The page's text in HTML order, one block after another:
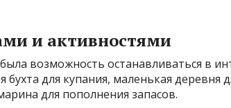
и активностями
возможность останавливаться в
для купания, маленькая деревня
для пополнения запасов.